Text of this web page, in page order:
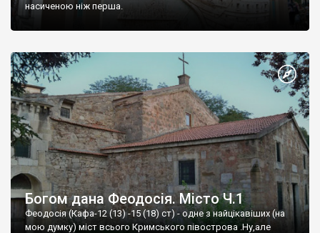
насиченою ніж перша.
Богом дана Феодосія. Місто Ч.1
Феодосія (Кафа-12 (13) -15 (18) ст) - одне з найцікавіших (на
мою думку) міст всього Кримського півострова .Ну,але